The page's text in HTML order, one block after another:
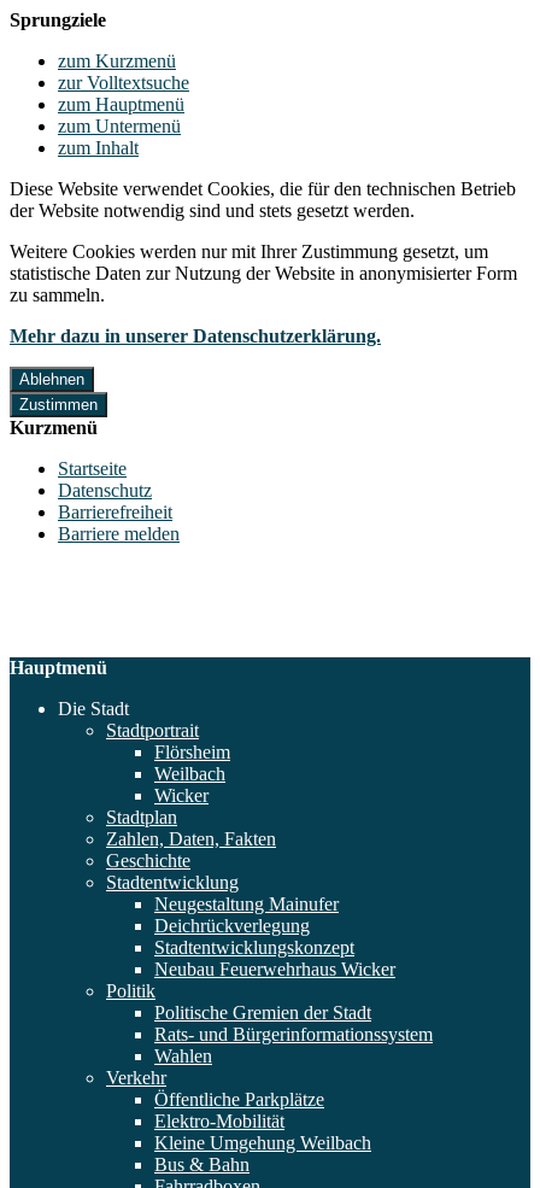
Sprungziele
zum Kurzmenü
zur Volltextsuche
zum Hauptmenü
zum Untermenü
zum Inhalt
Diese Website verwendet Cookies, die für den technischen Betrieb
der Website notwendig sind und stets gesetzt werden.
Weitere Cookies werden nur mit Ihrer Zustimmung gesetzt, um
statistische Daten zur Nutzung der Website in anonymisierter Form
zu sammeln.
Mehr dazu in unserer Datenschutzerklärung.
Ablehnen
Zustimmen
Kurzmenü
Startseite
Datenschutz
Barrierefreiheit
Barriere melden
Hauptmenü
Die Stadt
Stadtportrait
Flörsheim
Weilbach
Wicker
Stadtplan
Zahlen, Daten, Fakten
Geschichte
Stadtentwicklung
Neugestaltung Mainufer
Deichrückverlegung
Stadtentwicklungskonzept
Neubau Feuerwehrhaus Wicker
Politik
Politische Gremien der Stadt
Rats- und Bürgerinformationssystem
Wahlen
Verkehr
Öffentliche Parkplätze
Elektro-Mobilität
Kleine Umgehung Weilbach
Bus & Bahn